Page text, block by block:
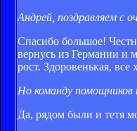
Андрей, поздравляем с
Спасибо большое!
вернусь из Германии и
рост. Здоровенькая, все
Но команду
Да, рядом были и тетя